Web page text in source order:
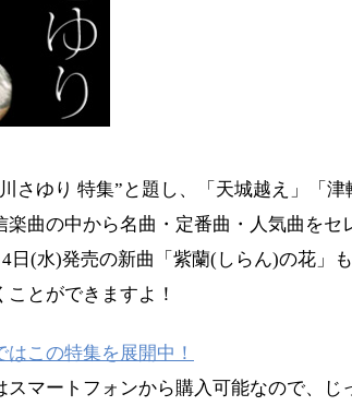
さゆり 特集”と題し、「天城越え」「津
楽曲の中から名曲・定番曲・人気曲をセ
日(水)発売の新曲「紫蘭(しらん)の花」
とができますよ！
はこの特集を展開中！
スマートフォンから購入可能なので、じ